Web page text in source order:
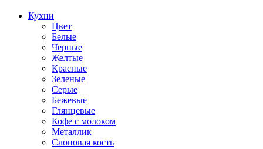
Кухни
Цвет
Белые
Черные
Желтые
Красные
Зеленые
Серые
Бежевые
Глянцевые
Кофе с молоком
Металлик
Слоновая кость